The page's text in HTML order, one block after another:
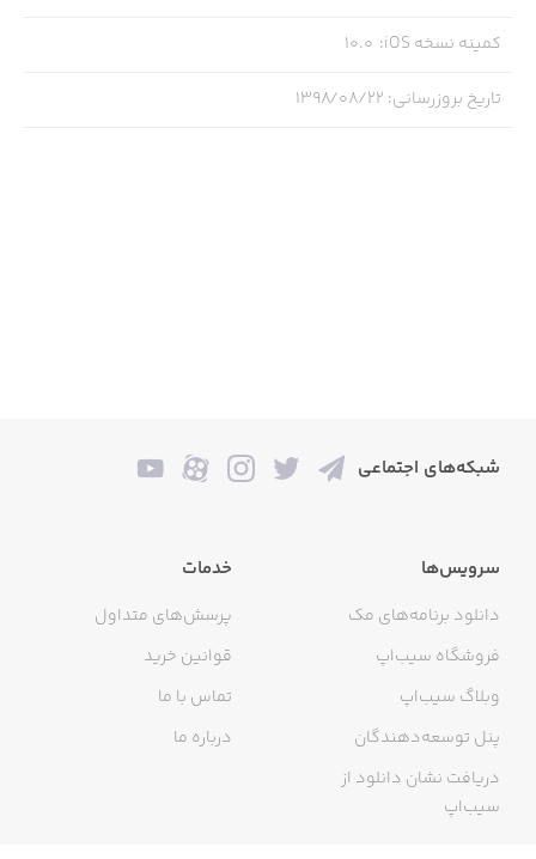
کمینه نسخه iOS :
10.0
تاریخ بروزرسانی: ۱۳۹۸/۰۸/۲۲
شبکه‌های اجتماعی
سرویس‌ها
دانلود برنامه‌های مک
فروشگاه سیب‌اپ
وبلاگ سیب‌اپ
پنل توسعه‌دهندگان
دریافت نشان دانلود از
سیب‌اپ
خدمات
پرسش‌های متداول
قوانین خرید
تماس با ما
درباره ما